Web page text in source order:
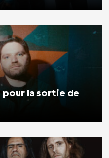
pour la sortie de